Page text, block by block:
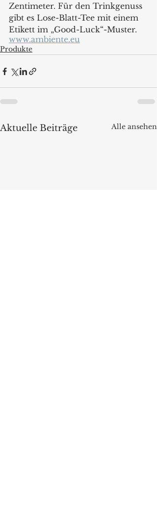
Zentimeter. Für den Trinkgenuss
gibt es Lose-Blatt-Tee mit einem
Etikett im „Good-Luck“-Muster.
www.ambiente.eu
Produkte
Aktuelle Beiträge Alle ansehen